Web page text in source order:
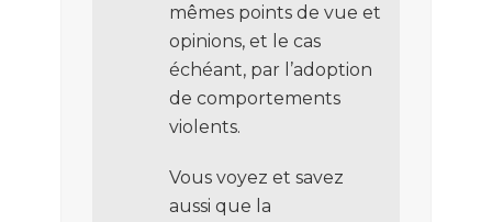
mêmes points de vue et
opinions, et le cas
échéant, par l’adoption
de comportements
violents.
Vous voyez et savez
aussi que la